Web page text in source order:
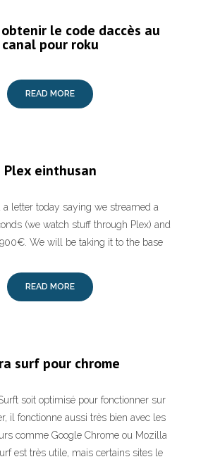
le code daccès au
canal pour roku
READ MORE
Plex einthusan
a letter today saying we streamed a
(we watch stuff through Plex) and
We will be taking it to the base
READ MORE
surf pour chrome
soit optimisé pour fonctionner sur
il fonctionne aussi très bien avec les
comme Google Chrome ou Mozilla
est très utile, mais certains sites le